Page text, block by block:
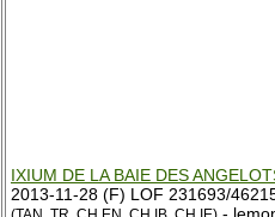
IXIUM DE LA BAIE DES
2013-11-28 (F) LOF 231693/